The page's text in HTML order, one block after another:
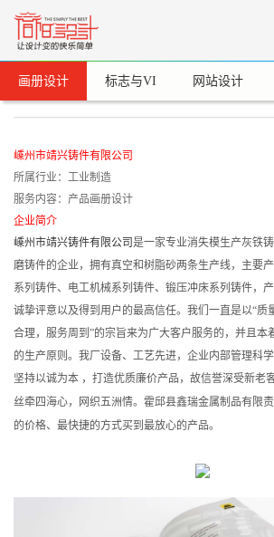
画册设计 标志与VI 网站设计
嵊州市靖兴铸件有限公司
所属行业：工业制造
服务内容：产品画册设计
企业简介
嵊州市靖兴铸件有限公司 是一家专业消失模生产灰铁
磨铸件的企业，拥有真空和树脂砂两条生产线，主要
系列铸件、电工机械系列铸件、锻压冲床系列铸件，
诚挚评意以及得到用户的最高信任。我们一直是以“质
合理，服务周到”的宗旨来为广大客户服务的，并且本
的生产原则。我厂设备、工艺先进，企业内部管理科
坚持以诚为本 ，打造优质廉价产品，故信誉深受新老
丝牵四海心，网织五洲情。霍邱县鑫瑞金属制品有限
的价格、最快捷的方式买到最放心的产品。